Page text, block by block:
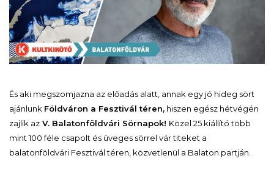
És aki megszomjazna az előadás alatt, annak egy jó hideg sört
ajánlunk Földváron a Fesztivál téren, hiszen egész hétvégén
zajlik az V. Balatonföldvári Sörnapok! Közel 25 kiállító több
mint 100 féle csapolt és üveges sörrel vár titeket a
balatonföldvári Fesztivál téren, közvetlenül a Balaton partján.